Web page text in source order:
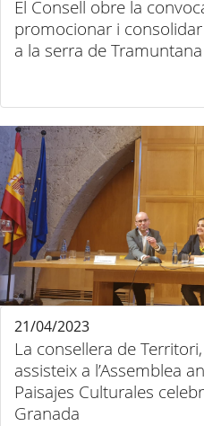
El Consell obre la
promocionar i
a la serra de Tramuntana
La consellera de
assisteix a l’Assemblea
Paisajes Culturales
Granada
21/04/2023